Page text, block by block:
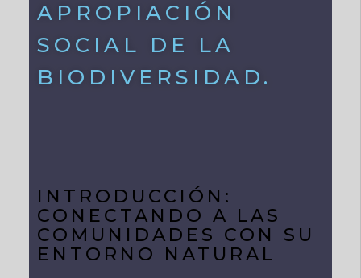
APROPIACIÓN
SOCIAL DE LA
BIODIVERSIDAD.
INTRODUCCIÓN:
CONECTANDO A LAS
COMUNIDADES CON SU
ENTORNO NATURAL